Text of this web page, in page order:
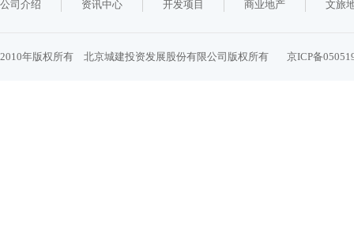
公司介绍 资讯中心 开发项目 商业地产 文旅
2010年版权所有 北京城建投资发展股份有限公司版权所有 京ICP备